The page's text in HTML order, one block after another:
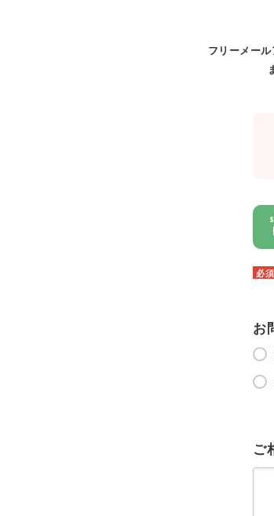
フリーメー
必須
お
ご